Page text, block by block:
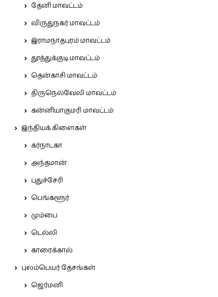
தேனி மாவட்டம்
விருதுநகர் மாவட்டம்
இராமநாதபுரம் மாவட்டம்
தூத்துக்குடி மாவட்டம்
தென்காசி மாவட்டம்
திருநெல்வேலி மாவட்டம்
கன்னியாகுமரி மாவட்டம்
இந்தியக் கிளைகள்
கர்நாடகா
அந்தமான்
புதுச்சேரி
பெங்களூர்
மும்பை
டெல்லி
காரைக்கால்
புலம்பெயர் தேசங்கள்
ஜெர்மனி